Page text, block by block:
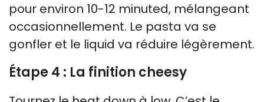
pour environ 10-12 minuted, mélangeant
occasionnellement. Le pasta va se
gonfler et le liquid va réduire légèrement.
Étape 4 : La finition cheesy